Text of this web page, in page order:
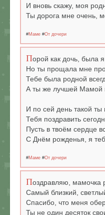
И вновь скажу, моя
Ты дорога мне очень,
#Маме #От дочери
Порой как дочь, была
Но ты прощала мне
Тебе была родной
А ты же лучшей Мамой
И по сей день такой ты
Тебя поздравить
Пусть в твоём сердце
С Днём рожденья, я
#Маме #От дочери
Поздравляю, мамочка
Самый близкий,
Спасибо, что меня
Ты не один десяток